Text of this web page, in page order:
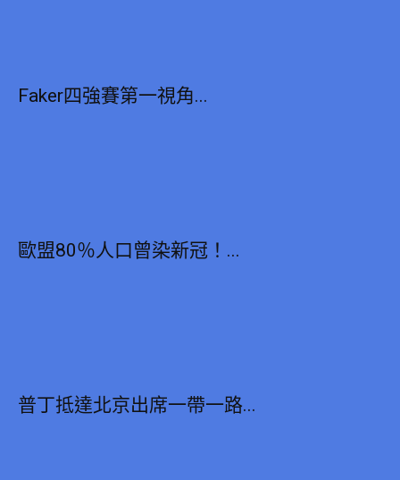
Faker四強賽第一視角...
歐盟80％人口曾染新冠！...
普丁抵達北京出席一帶一路...